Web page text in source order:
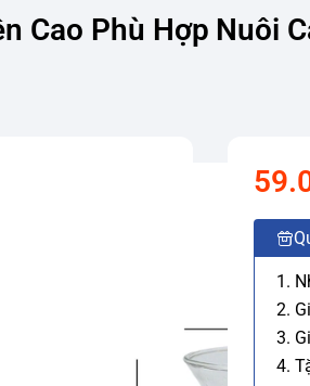
Cao Phù Hợp Nuôi
1.
2.
3.
4.